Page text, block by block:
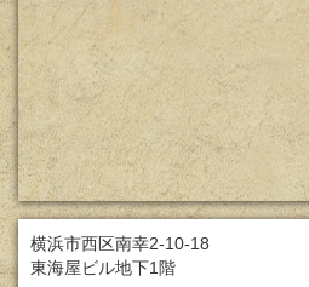
横浜市西区南幸2-10-18
東海屋ビル地下1階